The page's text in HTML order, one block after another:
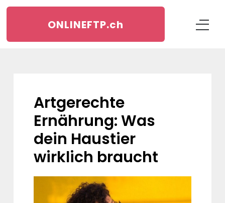
ONLINEFTP.ch
Artgerechte
Ernährung: Was
dein Haustier
wirklich braucht